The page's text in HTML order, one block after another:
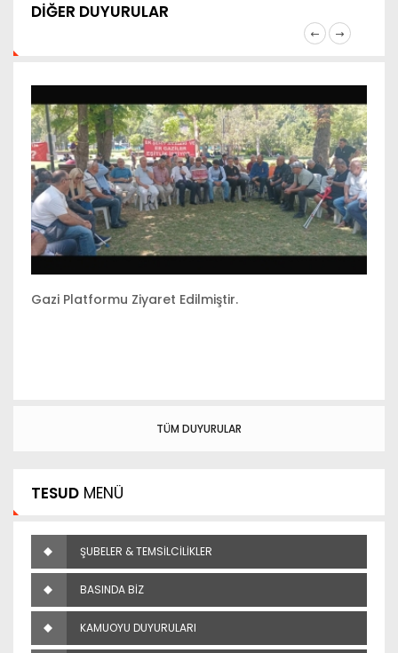
DİĞER DUYURULAR
Gazi Platformu Ziyaret Edilmiştir.
TÜM DUYURULAR
TESUD MENÜ
ŞUBELER & TEMSİLCİLİKLER
BASINDA BİZ
KAMUOYU DUYURULARI